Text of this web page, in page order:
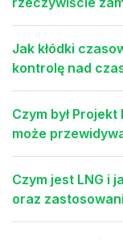
Jak kłódki
kontrolę nad
Czym był
może
Czym jest LNG i
oraz